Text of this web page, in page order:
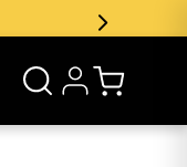
e ganhe